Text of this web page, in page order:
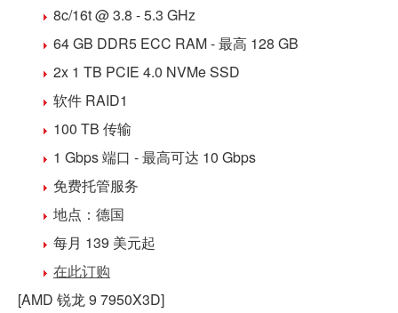
8c/16t @ 3.8 - 5.3 GHz
64 GB DDR5 ECC RAM - 最高 128 GB
2x 1 TB PCIE 4.0 NVMe SSD
软件 RAID1
100 TB 传输
1 Gbps 端口 - 最高可达 10 Gbps
免费托管服务
地点： 德国
每月 139 美元起
在此订购
[AMD 锐龙 9 7950X3D]